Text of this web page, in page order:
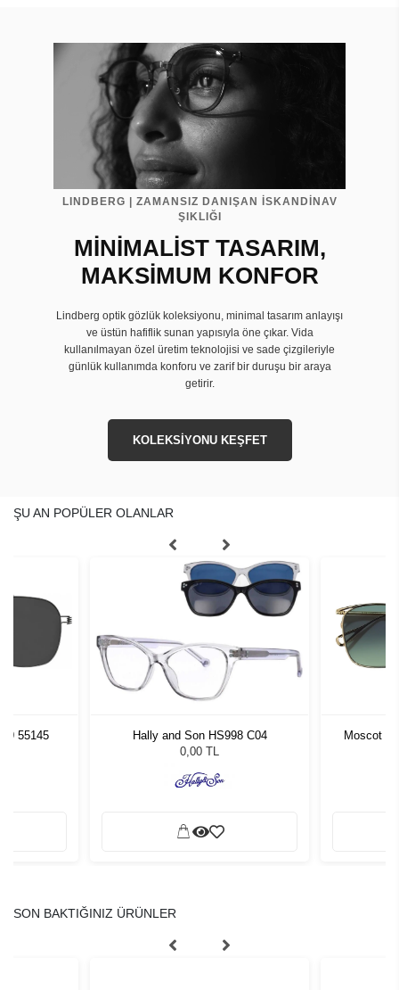
LINDBERG | ZAMANSIZ DANIŞAN İSKANDİNAV
ŞIKLIĞI
MİNİMALİST TASARIM,
MAKSİMUM KONFOR
Lindberg optik gözlük koleksiyonu, minimal tasarım anlayışı
ve üstün hafiflik sunan yapısıyla öne çıkar. Vida
kullanılmayan özel üretim teknolojisi ve sade çizgileriyle
günlük kullanımda konforu ve zarif bir duruşu bir araya
getirir.
KOLEKSİYONU KEŞFET
ŞU AN POPÜLER OLANLAR
55145
Hally and Son HS998 C04
0,00 TL
Moscot
SON BAKTIĞINIZ ÜRÜNLER